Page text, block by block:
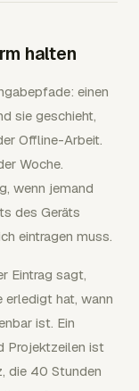
halten
einen
sie geschieht,
Offline-Arbeit.
Woche.
wenn jemand
des Geräts
eintragen muss.
Eintrag sagt,
erledigt hat, wann
ist. Ein
Projektzeilen ist
die 40 Stunden